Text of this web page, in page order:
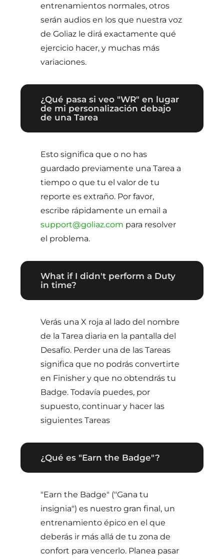
entrenamientos normales, otros
serán audios en los que nuestra voz
de Goliaz le dirá exactamente qué
ejercicio hacer, y muchas más
variaciones.
¿Qué pasa si veo "WR" en lugar
de mi personalización debajo
de una Tarea
Esto significa que o no has
guardado previamente una Tarea a
tiempo o que tu el valor de tu
reporte es extraño. Por favor,
escribe rápidamente un email a
support@goliaz.com para resolver
el problema.
What if I didn't perform a Duty
in time?
Verás una X roja al lado del nombre
de la Tarea diaria en la pantalla del
Desafío. Perder una de las Tareas
significa que no podrás convertirte
en Finisher y que no obtendrás tu
Badge. Todavía puedes, por
supuesto, continuar y hacer las
siguientes Tareas
¿Qué es "Earn the Badge"?
"Earn the Badge" ("Gana tu
insignia") es nuestro gran final, un
entrenamiento épico en el que
deberás ir más allá de tu zona de
confort para vencerlo. Planea pasar